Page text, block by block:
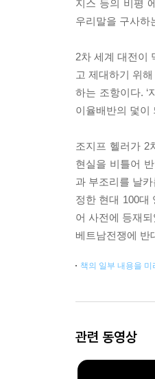
지스 등의 비평
우리말을 구사하
2차 세계 대전이
고 제대하기 위
하는 조항이다. ‘
이율배반의 덫이
조지프 헬러가 2
현실을 비틀어
과 부조리를 날
정한 현대 100대
어 사전에 등재
베트남전쟁에 반
책의 일부 내용을 미
관련 동영상